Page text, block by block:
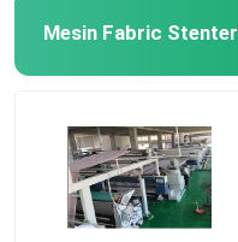
Mesin Fabric Stenter